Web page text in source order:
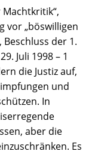
vor „böswilligen
der 1.
Juli 1998 – 1
die Justiz auf,
und
In
aber die
Es